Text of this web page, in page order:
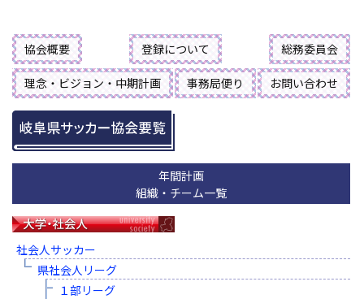
協会概要 登録について 総務委員会
理念・ビジョン・中期計画 事務局便り お問い合わせ
年間計画
組織・チーム一覧
社会人サッカー
県社会人リーグ
１部リーグ